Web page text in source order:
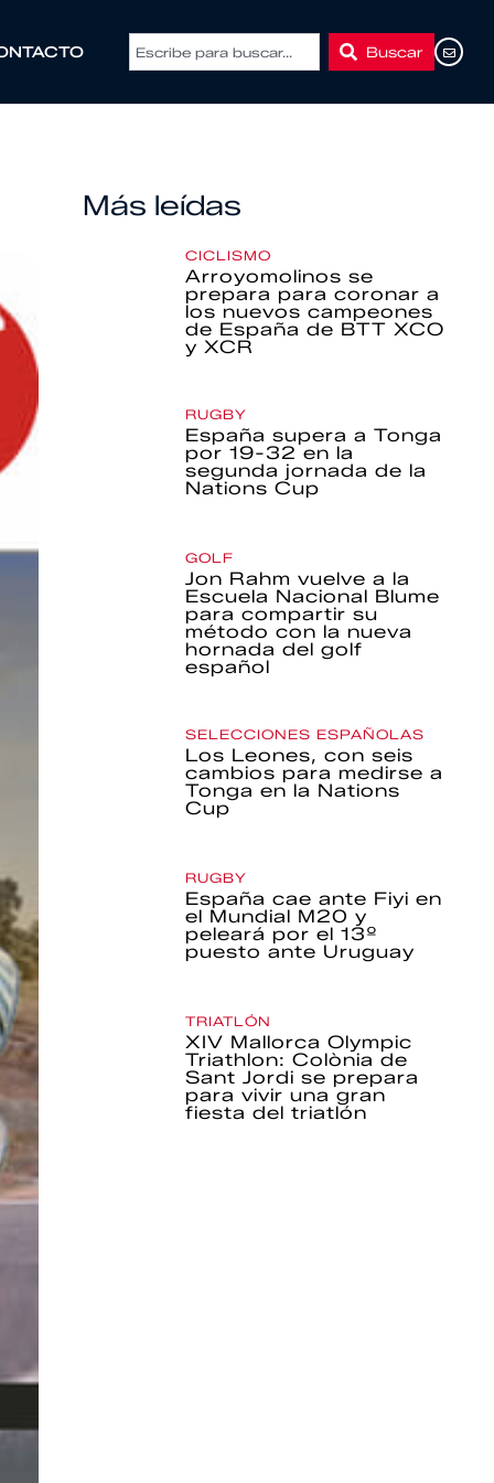
Buscar
Más leídas
CICLISMO
Arroyomolinos se
prepara para coronar a
los nuevos campeones
de España de BTT XCO
y XCR
RUGBY
España supera a Tonga
por 19-32 en la
segunda jornada de la
Nations Cup
GOLF
Jon Rahm vuelve a la
Escuela Nacional Blume
para compartir su
método con la nueva
hornada del golf
español
SELECCIONES ESPAÑOLAS
Los Leones, con seis
cambios para medirse a
Tonga en la Nations
Cup
RUGBY
España cae ante Fiyi en
el Mundial M20 y
peleará por el 13º
puesto ante Uruguay
TRIATLÓN
XIV Mallorca Olympic
Triathlon: Colònia de
Sant Jordi se prepara
para vivir una gran
fiesta del triatlón